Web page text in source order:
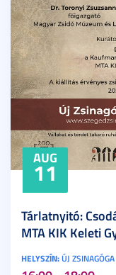
AUG
11
HELYSZÍN:ÚJ
Tárlatnyitó:
MTA KIK Keleti